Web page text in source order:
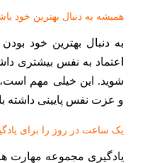
همیشه به دنبال بهترین خود
به دنبال بهترین خود
اعتماد به نفس بیشتری
شوید. این خیلی مهم
و عزت نفس پایینی داشته
یک ساعت در روز را برای
یادگیری مجموعه مهارت